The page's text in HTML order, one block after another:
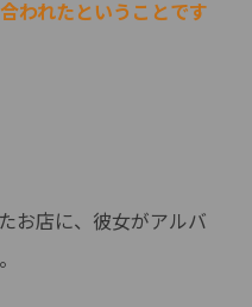
われたということです
お店に、彼女がアルバ